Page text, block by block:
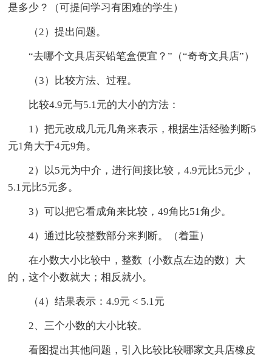
是多少？（可提问学习有困难的学生）
（2）提出问题。
“去哪个文具店买铅笔盒便宜？”（“奇奇文具店”）
（3）比较方法、过程。
比较4.9元与5.1元的大小的方法：
1）把元改成几元几角来表示，根据生活经验判断5
元1角大于4元9角。
2）以5元为中介，进行间接比较，4.9元比5元少，
5.1元比5元多。
3）可以把它看成角来比较，49角比51角少。
4）通过比较整数部分来判断。（着重）
在小数大小比较中，整数（小数点左边的数）大
的，这个小数就大；相反就小。
（4）结果表示：4.9元 < 5.1元
2、三个小数的大小比较。
看图提出其他问题，引入比较比较哪家文具店橡皮